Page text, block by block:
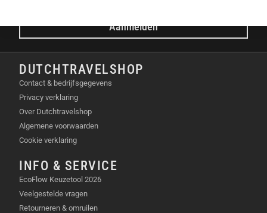
Aanmelden
DUTCHTRAVELSHOP
Contact & bedrijfsgegevens
Privacy verklaring
Over Dutchtravelshop
Algemene voorwaarden
Cookie verklaring
INFO & SERVICE
EcoFlow Keuzetool 2026
Veelgestelde vragen
Retourneren & omruilen